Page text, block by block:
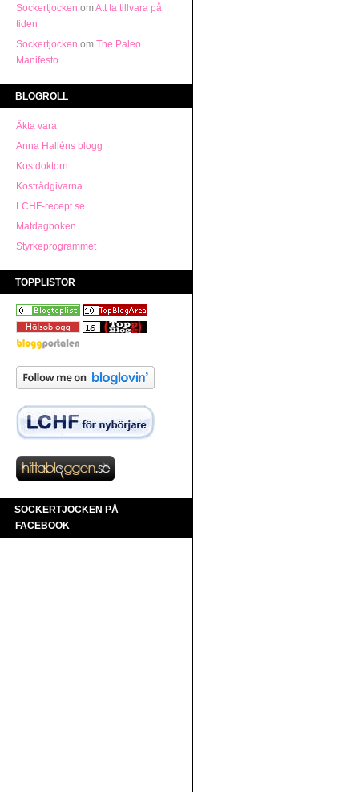
Sockertjocken omAtt ta tillvara på
tiden
Sockertjocken om The Paleo
Manifesto
BLOGROLL
Äkta vara
Anna Halléns blogg
Kostdoktorn
Kostrådgivarna
LCHF-recept.se
Matdagboken
Styrkeprogrammet
TOPPLISTOR
SOCKERTJOCKEN PÅ
FACEBOOK